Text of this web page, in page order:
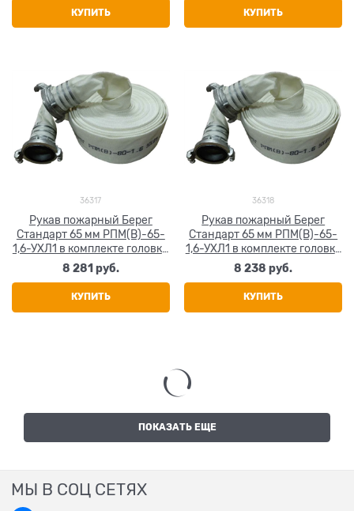
КУПИТЬ КУПИТЬ
36317
Рукав пожарный Берег
Стандарт 65 мм РПМ(В)-65-
1,6-УХЛ1 в комплекте головки
ГР-65А 20+-1 м
8 281 руб.
КУПИТЬ
36318
Рукав пожарный Берег
Стандарт 65 мм РПМ(В)-65-
1,6-УХЛ1 в комплекте головка
и ствол ГР-65А и РС-70,01А
20+-1 м
8 238 руб.
КУПИТЬ
ПОКАЗАТЬ ЕЩЕ
МЫ В СОЦ СЕТЯХ